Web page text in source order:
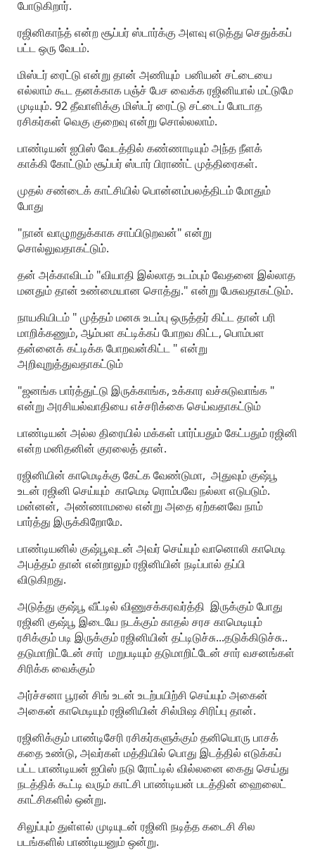
போடுகிறார்.
ரஜினிகாந்த் என்ற சூப்பர் ஸ்டார்க்கு அளவு எடுத்து செதுக்கப்
பட்ட ஒரு வேடம்.
மிஸ்டர் ரைட்டு என்று தான் அணியும் பனியன் சட்டையை
எல்லாம் கூட தனக்காக பஞ்ச் பேச வைக்க ரஜினியால் மட்டுமே
முடியும். 92 தீவாளிக்கு மிஸ்டர் ரைட்டு சட்டைப் போடாத
ரசிகர்கள் வெகு குறைவு என்று சொல்லலாம்.
பாண்டியன் ஐபிஸ் வேடத்தில் கண்ணாடியும் அந்த நீளக்
காக்கி கோட்டும் சூப்பர் ஸ்டார் பிராண்ட் முத்திரைகள்.
முதல் சண்டைக் காட்சியில் பொன்னம்பலத்திடம் மோதும்
போது
"நான் வாழுறதுக்காக சாப்பிடுறவன்" என்று
சொல்லுவதாகட்டும்.
தன் அக்காவிடம் "வியாதி இல்லாத உடம்பும் வேதனை இல்லாத
மனதும் தான் உண்மையான சொத்து." என்று பேசுவதாகட்டும்.
நாயகியிடம் " முத்தம் மனசு உடம்பு ஒருத்தர் கிட்ட தான் பரி
மாறிக்கணும், ஆம்பள கட்டிக்கப் போறவ கிட்ட, பொம்பள
தன்னைக் கட்டிக்க போறவன்கிட்ட " என்று
அறிவுறுத்துவதாகட்டும்
"ஜனங்க பார்த்துட்டு இருக்காங்க, உக்கார வச்சுடுவாங்க "
என்று அரசியல்வாதியை எச்சரிக்கை செய்வதாகட்டும்
பாண்டியன் அல்ல திரையில் மக்கள் பார்ப்பதும் கேட்பதும் ரஜினி
என்ற மனிதனின் குரலைத் தான்.
ரஜினியின் காமெடிக்கு கேட்க வேண்டுமா, அதுவும் குஷ்பூ
உடன் ரஜினி செய்யும் காமெடி ரொம்பவே நல்லா எடுபடும்.
மன்னன், அண்ணாமலை என்று அதை ஏற்கனவே நாம்
பார்த்து இருக்கிறோமே.
பாண்டியனில் குஷ்பூவுடன் அவர் செய்யும் வானொலி காமெடி
அபத்தம் தான் என்றாலும் ரஜினியின் நடிப்பால் தப்பி
விடுகிறது.
அடுத்து குஷ்பூ வீட்டில் விணுசக்கரவர்த்தி இருக்கும் போது
ரஜினி குஷ்பூ இடையே நடக்கும் காதல் சரச காமெடியும்
ரசிக்கும் படி இருக்கும் ரஜினியின் தட்டிடுச்சு...தடுக்கிடுச்சு..
தடுமாறிட்டேன் சார் மறுபடியும் தடுமாறிட்டேன் சார் வசனங்கள்
சிரிக்க வைக்கும்
அர்ச்சனா பூரன் சிங் உடன் உடற்பயிற்சி செய்யும் அகைன்
அகைன் காமெடியும் ரஜினியின் சில்மிஷ சிரிப்பு தான்.
ரஜினிக்கும் பாண்டிசேரி ரசிகர்களுக்கும் தனியொரு பாசக்
கதை உண்டு, அவர்கள் மத்தியில் பொது இடத்தில் எடுக்கப்
பட்ட பாண்டியன் ஐபிஸ் நடு ரோட்டில் வில்லனை கைது செய்து
நடத்திக் கூட்டி வரும் காட்சி பாண்டியன் படத்தின் ஹைலைட்
காட்சிகளில் ஒன்று.
சிலுப்பும் துள்ளல் முடியுடன் ரஜினி நடித்த கடைசி சில
படங்களில் பாண்டியனும் ஒன்று.